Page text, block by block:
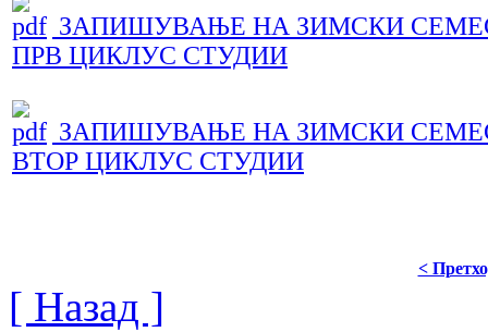
ЗАПИШУВАЊЕ НА ЗИМСКИ
ПРВ ЦИКЛУС СТУДИИ
ЗАПИШУВАЊЕ НА ЗИМСКИ
ВТОР ЦИКЛУС СТУДИИ
<
[ Назад ]